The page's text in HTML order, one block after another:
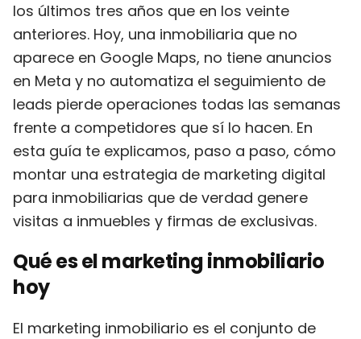
los últimos tres años que en los veinte
anteriores. Hoy, una inmobiliaria que no
aparece en Google Maps, no tiene anuncios
en Meta y no automatiza el seguimiento de
leads pierde operaciones todas las semanas
frente a competidores que sí lo hacen. En
esta guía te explicamos, paso a paso, cómo
montar una estrategia de marketing digital
para inmobiliarias que de verdad genere
visitas a inmuebles y firmas de exclusivas.
Qué es el marketing inmobiliario
hoy
El marketing inmobiliario es el conjunto de